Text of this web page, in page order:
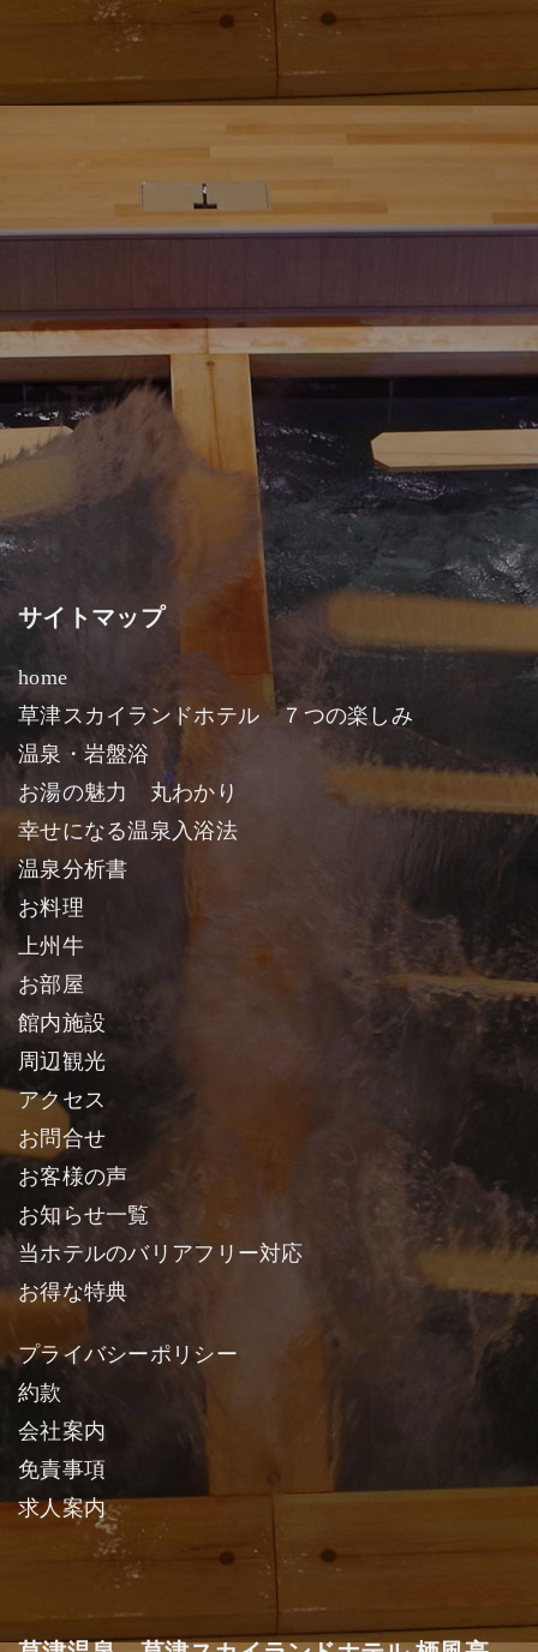
サイトマップ
home
草津スカイランドホテル ７つの楽しみ
温泉・岩盤浴
お湯の魅力 丸わかり
幸せになる温泉入浴法
温泉分析書
お料理
上州牛
お部屋
館内施設
周辺観光
アクセス
お問合せ
お客様の声
お知らせ一覧
当ホテルのバリアフリー対応
お得な特典
プライバシーポリシー
約款
会社案内
免責事項
求人案内